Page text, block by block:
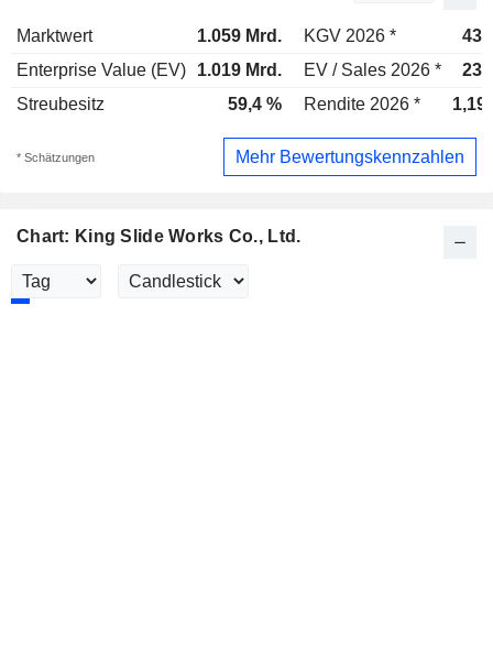
Marktwert 1.059 Mrd. KGV 2026 *
Enterprise Value (EV)
1.019 Mrd. EV / Sales 2026 *
Streubesitz
59,4 % Rendite 2026 * 1,19
* Schätzungen Mehr Bewertungskennzahlen
Chart: King Slide Works Co., Ltd.